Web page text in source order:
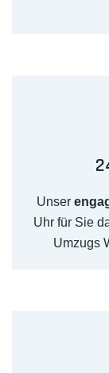
Unser
Uhr für Sie
Umzugs